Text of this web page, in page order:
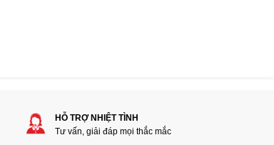
HỖ TRỢ NHIỆT TÌNH
Tư vấn, giải đáp mọi thắc mắc